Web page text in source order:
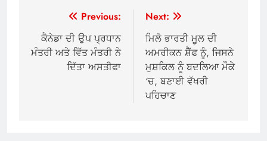
navigation
Previous:
ਕੈਨੇਡਾ ਦੀ ਉਪ ਪ੍ਰਧਾਨ
ਮੰਤਰੀ ਅਤੇ ਵਿੱਤ ਮੰਤਰੀ ਨੇ
ਦਿੱਤਾ ਅਸਤੀਫਾ
Next:
ਮਿਲੋ ਭਾਰਤੀ ਮੂਲ ਦੀ
ਅਮਰੀਕਨ ਸ਼ੈੱਫ ਨੂੰ, ਜਿਸਨੇ
ਮੁਸ਼ਕਿਲ ਨੂੰ ਬਦਲਿਆ ਮੌਕੇ
‘ਚ, ਬਣਾਈ ਵੱਖਰੀ
ਪਹਿਚਾਣ